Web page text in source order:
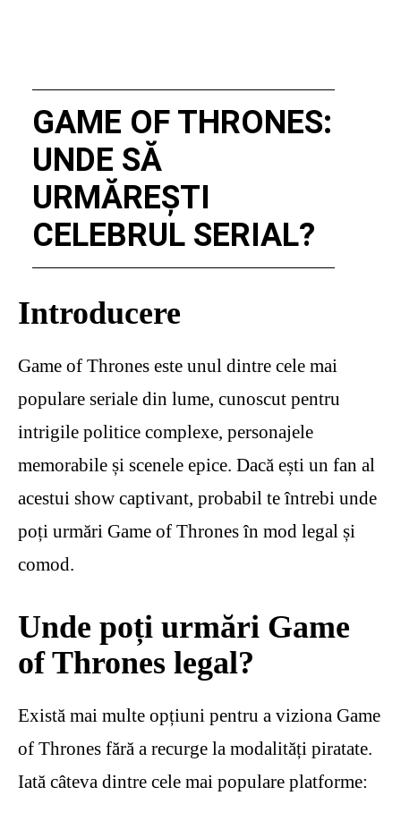
GAME OF THRONES:
UNDE SĂ
URMĂREȘTI
CELEBRUL SERIAL?
Introducere
Game of Thrones este unul dintre cele mai
populare seriale din lume, cunoscut pentru
intrigile politice complexe, personajele
memorabile și scenele epice. Dacă ești un fan al
acestui show captivant, probabil te întrebi unde
poți urmări Game of Thrones în mod legal și
comod.
Unde poți urmări Game
of Thrones legal?
Există mai multe opțiuni pentru a viziona Game
of Thrones fără a recurge la modalități piratate.
Iată câteva dintre cele mai populare platforme: